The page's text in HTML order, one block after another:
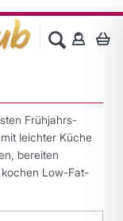
Frühjahrs-
leichter Küche
bereiten
Low-Fat-